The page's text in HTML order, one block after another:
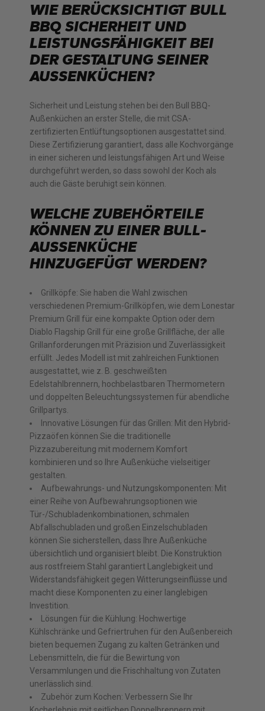
WIE BERÜCKSICHTIGT BULL
BBQ SICHERHEIT UND
LEISTUNGSFÄHIGKEIT BEI
DER GESTALTUNG SEINER
AUSSENKÜCHEN?
Sicherheit und Leistung stehen bei den Bull BBQ-
Außenküchen an erster Stelle, die mit CSA-
zertifizierten Entlüftungsoptionen ausgestattet sind.
Diese Zertifizierung garantiert, dass alle Kochvorgänge
in einer sicheren und leistungsfähigen Art und Weise
durchgeführt werden, so dass sowohl der Koch als
auch die Gäste beruhigt sein können.
WELCHE ZUBEHÖRTEILE
KÖNNEN ZU EINER BULL-
AUSSENKÜCHE H
INZUGEFÜGT WERDEN?
Grillköpfe: Sie haben die Wahl zwischen
verschiedenen Premium-Grillköpfen, wie dem Lonestar
Premium Grill für eine kompakte Option oder dem
Diablo Flagship Grill für eine große Grillfläche, der alle
Grillanforderungen mit Präzision und Zuverlässigkeit
erfüllt. Jedes Modell ist mit zahlreichen Funktionen
ausgestattet, wie z. B. geschweißten
Edelstahlbrennern, hochbelastbaren Thermometern
und doppelten Beleuchtungssystemen für abendliche
Grillpartys.
Innovative Lösungen für das Grillen: Mit den Hybrid-
Pizzaöfen können Sie die traditionelle
Pizzazubereitung mit modernem Komfort
kombinieren und so Ihre Außenküche vielseitiger
gestalten.
Aufbewahrungs- und Nutzungskomponenten: Mit
einer Reihe von Aufbewahrungsoptionen wie
Tür-/Schubladenkombinationen, schmalen
Abfallschubladen und großen Einzelschubladen
können Sie sicherstellen, dass Ihre Außenküche
übersichtlich und organisiert bleibt. Die Konstruktion
aus rostfreiem Stahl garantiert Langlebigkeit und
Widerstandsfähigkeit gegen Witterungseinflüsse und
macht diese Komponenten zu einer langlebigen
Investition.
Lösungen für die Kühlung: Hochwertige
Kühlschränke und Gefriertruhen für den Außenbereich
bieten bequemen Zugang zu kalten Getränken und
Lebensmitteln, die für die Bewirtung von
Versammlungen und die Frischhaltung von Zutaten
unerlässlich sind.
Zubehör zum Kochen: Verbessern Sie Ihr